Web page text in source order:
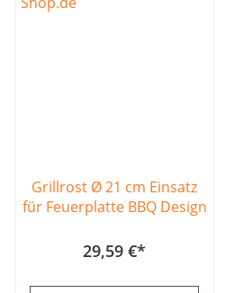
Grillrost Ø 21 cm Einsatz
für Feuerplatte BBQ Design
29,59 €